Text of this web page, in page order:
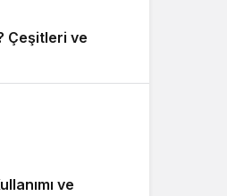
Çeşitleri ve
ve